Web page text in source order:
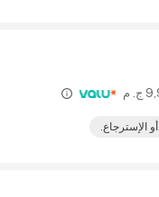
ج. م
الإسترجاع.